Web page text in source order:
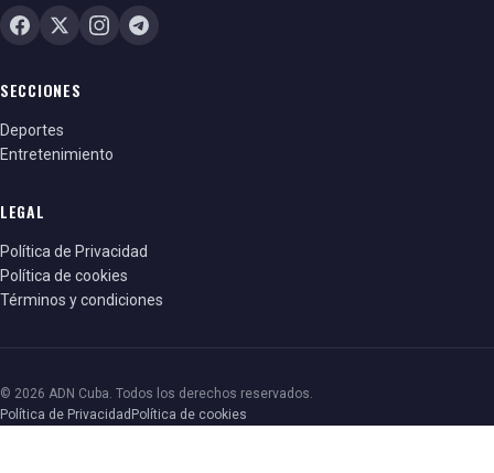
SECCIONES
Deportes
Entretenimiento
LEGAL
Política de Privacidad
Política de cookies
Términos y condiciones
© 2026 ADN Cuba. Todos los derechos reservados.
Política de Privacidad Política de cookies